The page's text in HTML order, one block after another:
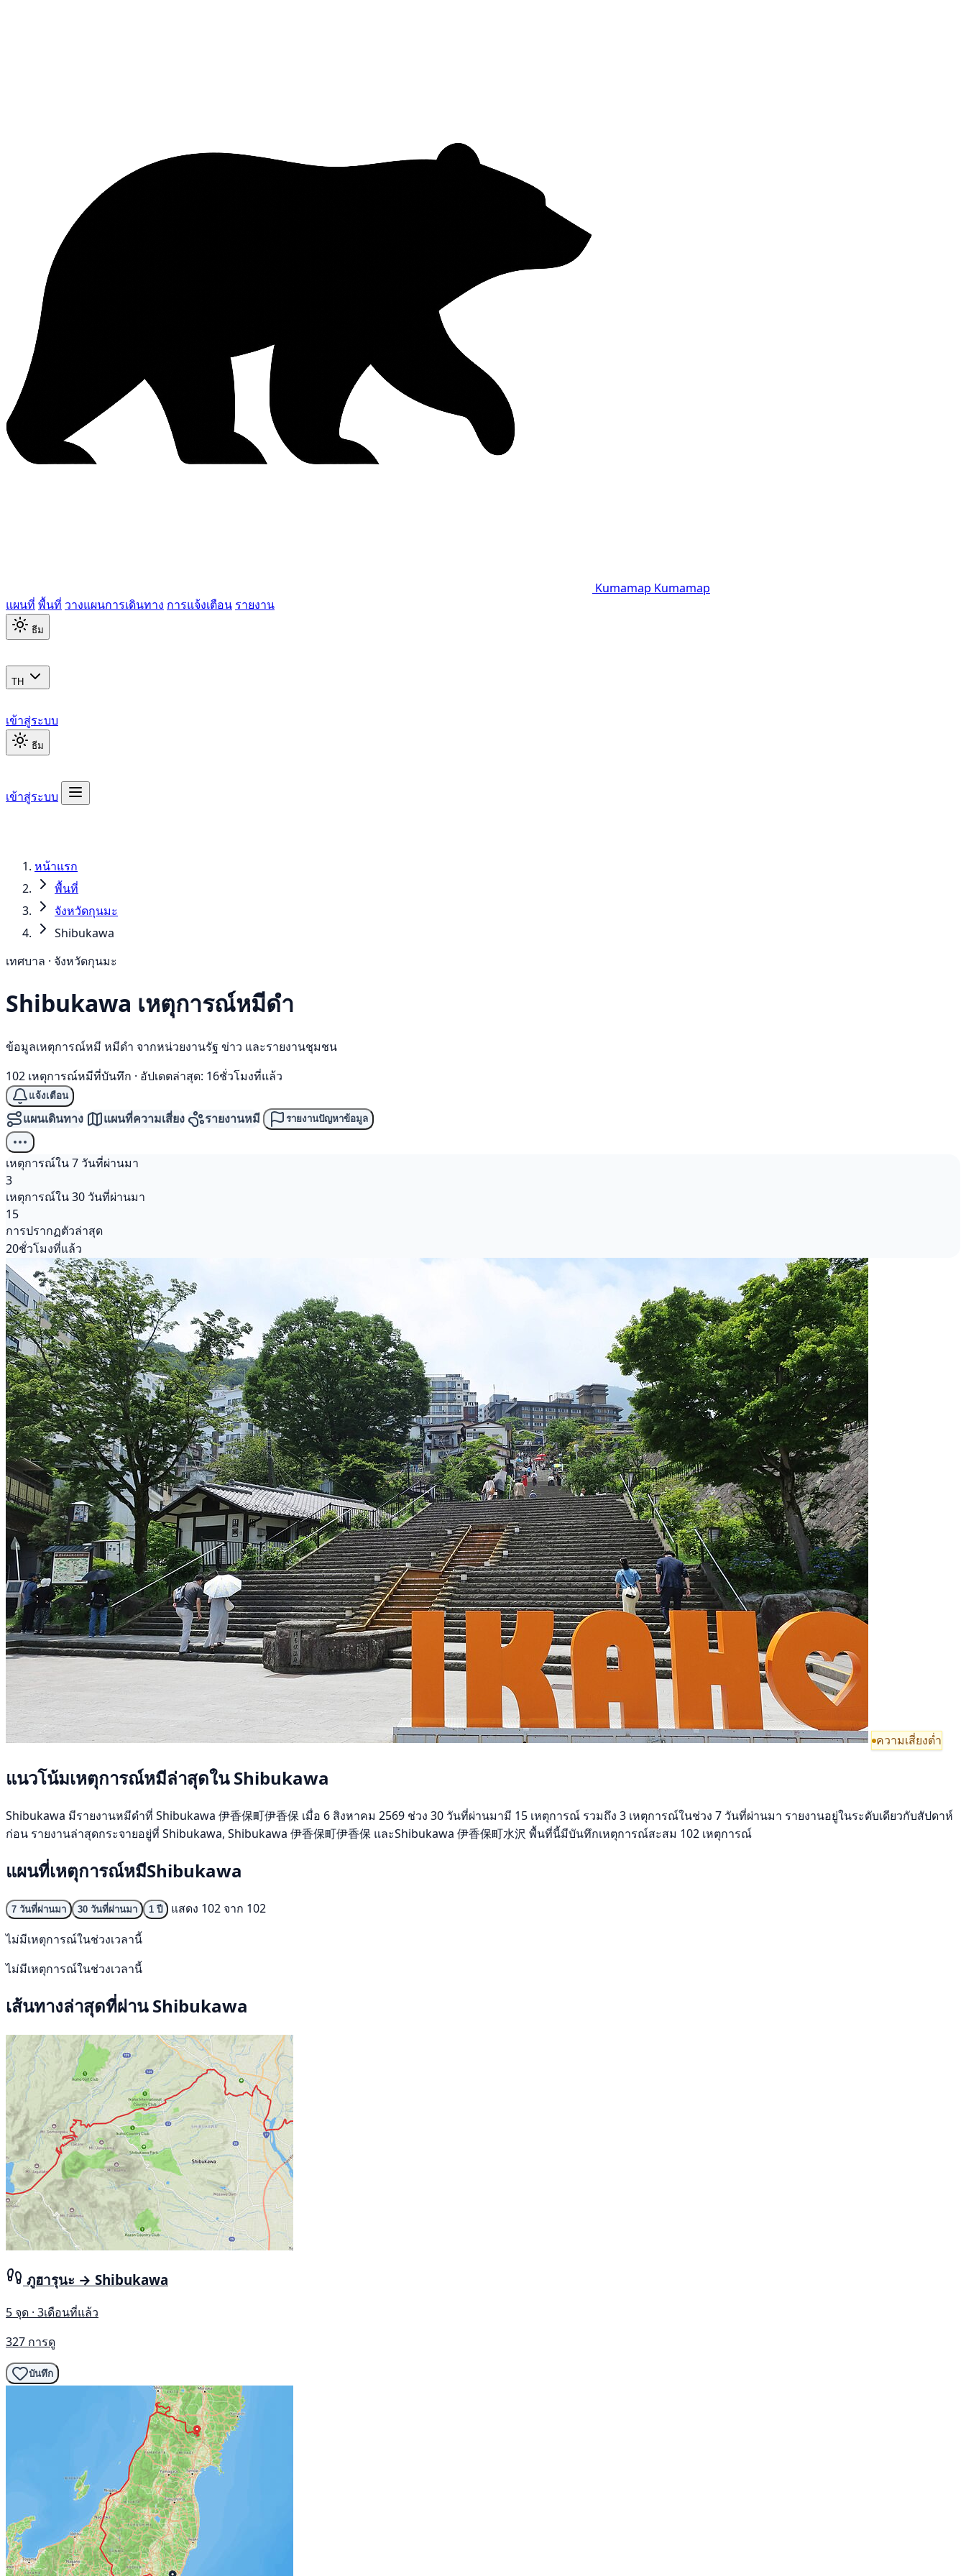
Kumamap Kumamap
แผนที่ พื้นที่ วางแผนการเดินทาง การแจ้งเตือน รายงาน
ธีม
TH
เข้าสู่ระบบ
ธีม
เข้าสู่ระบบ
หน้าแรก
พื้นที่
จังหวัดกุนมะ
Shibukawa
เทศบาล · จังหวัดกุนมะ
Shibukawa เหตุการณ์หมีดำ
ข้อมูลเหตุการณ์หมี หมีดำ จากหน่วยงานรัฐ ข่าว และรายงานชุมชน
102 เหตุการณ์หมีที่บันทึก · อัปเดตล่าสุด: 16ชั่วโมงที่แล้ว
แจ้งเตือน
แผนเดินทาง แผนที่ความเสี่ยง รายงานหมี รายงานปัญหาข้อมูล
เหตุการณ์ใน 7 วันที่ผ่านมา
3
เหตุการณ์ใน 30 วันที่ผ่านมา
15
การปรากฏตัวล่าสุด
20ชั่วโมงที่แล้ว
ความเสี่ยงต่ำ
แนวโน้มเหตุการณ์หมีล่าสุดใน Shibukawa
Shibukawa มีรายงานหมีดำที่ Shibukawa 伊香保町伊香保 เมื่อ 6 สิงหาคม 2569 ช่วง 30 วันที่ผ่านมามี 15 เหตุการณ์ รวมถึง 3 เหตุการณ์ในช่วง 7 วันที่ผ่านมา รายงานอยู่ในระดับเดียวกับสัปดาห์
ก่อน รายงานล่าสุดกระจายอยู่ที่ Shibukawa, Shibukawa 伊香保町伊香保 และShibukawa 伊香保町水沢 พื้นที่นี้มีบันทึกเหตุการณ์สะสม 102 เหตุการณ์
แผนที่เหตุการณ์หมีShibukawa
7 วันที่ผ่านมา 30 วันที่ผ่านมา 1 ปี
แสดง 102 จาก 102
ไม่มีเหตุการณ์ในช่วงเวลานี้
ไม่มีเหตุการณ์ในช่วงเวลานี้
เส้นทางล่าสุดที่ผ่าน Shibukawa
ภูฮารุนะ → Shibukawa
5 จุด · 3เดือนที่แล้ว
327 การดู
บันทึก